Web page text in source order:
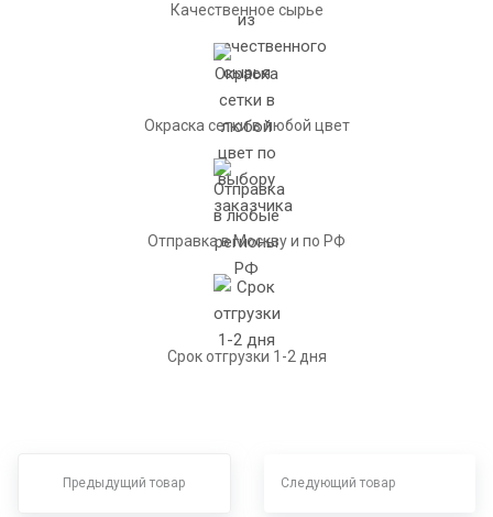
Качественное сырье
Окраска сетки в любой цвет
Отправка в Москву и по РФ
Срок отгрузки 1-2 дня
Предыдущий товар Следующий товар